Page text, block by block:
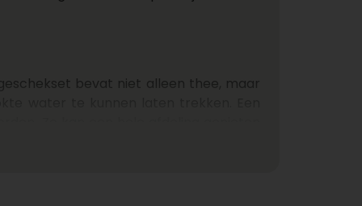
bevat niet alleen thee, maar